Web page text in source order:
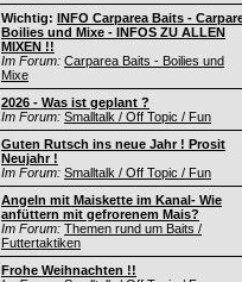
Wichtig: INFO Carparea Baits -
Boilies und Mixe - INFOS ZU ALLEN
MIXEN !!
Im Forum: Carparea Baits - Boilies und
Mixe
2026 - Was ist geplant ?
Im Forum: Smalltalk / Off Topic / Fun
Guten Rutsch ins neue Jahr ! Prosit
Neujahr !
Im Forum: Smalltalk / Off Topic / Fun
Angeln mit Maiskette im Kanal- Wie
anfüttern mit gefrorenem Mais?
Im Forum: Themen rund um Baits /
Futtertaktiken
Frohe Weihnachten !!